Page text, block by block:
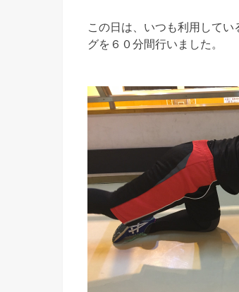
この日は、いつも利用して
グを６０分間行いました。